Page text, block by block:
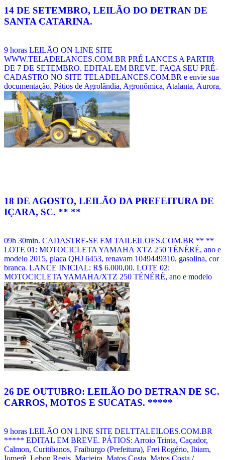
14 DE SETEMBRO, LEILÃO DO DETRAN DE
SANTA CATARINA.
9 horas LEILÃO ON LINE SITE
WWW.TELADELANCES.COM.BR PRÉ LANCES A PARTIR
DE 7 DE SETEMBRO. EDITAL EM BREVE. FAÇA SEU PRÉ-
CADASTRO NO SITE TELADELANCES.COM.BR e envie sua
documentação. Pátios de Agrolândia, Agronômica, Atalanta, Aurora,
Braço do Trombudo, Chapadão do Lageado, Dona Emma, Ibirama,
Imbuia, Ituporanga, Jose Boiteux, Laurentino, Lontras, Mirim Doce,
Petrolândia, Pouso Redondo, Presidente Getúlio, Presidente Nereu,
Rio do Sul, Salete, Santa Terezinha, Taió, Trombudo Central, Vidal
Ra [...]
Veja mais notícias
18 DE AGOSTO, LEILÃO DA PREFEITURA DE
IÇARA, SC. ** **
09h 30min. CADASTRE-SE EM TAILEILOES.COM.BR ** **
LOTE 01: MOTOCICLETA YAMAHA XTZ 250 TÉNÉRÉ, ano e
modelo 2015, placa QHJ 6453, renavam 1049449310, gasolina, cor
branca. LANCE INICIAL: R$ 6.000,00. LOTE 02:
MOTOCICLETA YAMAHA/XTZ 250 TÉNÉRÉ, ano e modelo
2015, placa QHJ 6473, renavam 1049487475, gasolina, cor branca.
LANCE INICIAL: R$ 6.000,00. LOTE 03: FIAT DUCATO MC,
ano e modelo 2014, placas MCU 6604, renavam 1002883412,
diesel, cor branca. R$ 20.000,00. LOTE 04:
RETROESCAVADEIRA NEW HOLLAND B95B [...]
mais notícias
26 DE OUTUBRO: LEILÃO DO DETRAN DE SC.
CARROS, MOTOS E SUCATAS. *****
9 horas LEILÃO ON LINE SITE DELTTALEILOES.COM.BR
***** EDITAL EM BREVE. PÁTIOS: Arroio Trinta, Caçador,
Calmon, Curitibanos, Fraiburgo (Prefeitura), Frei Rogério, Ibiam,